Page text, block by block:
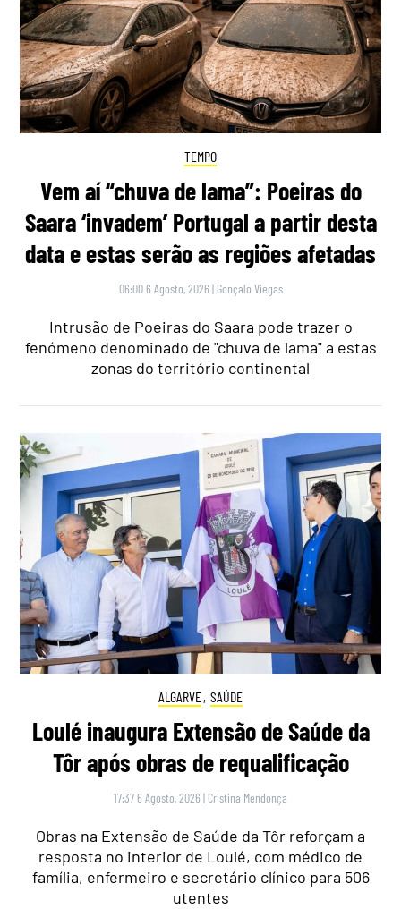
TEMPO
Vem aí “chuva de lama”: Poeiras do
Saara ‘invadem’ Portugal a partir desta
data e estas serão as regiões afetadas
06:00 6 Agosto, 2026 | Gonçalo Viegas
Intrusão de Poeiras do Saara pode trazer o
fenómeno denominado de "chuva de lama" a estas
zonas do território continental
ALGARVE, SAÚDE
Loulé inaugura Extensão de Saúde da
Tôr após obras de requalificação
17:37 6 Agosto, 2026 | Cristina Mendonça
Obras na Extensão de Saúde da Tôr reforçam a
resposta no interior de Loulé, com médico de
família, enfermeiro e secretário clínico para 506
utentes